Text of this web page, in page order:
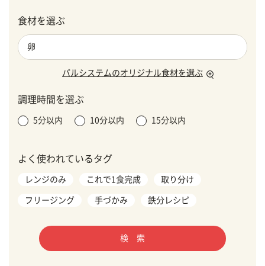
食材を選ぶ
パルシステムのオリジナル食材を選ぶ
調理時間を選ぶ
5分以内 10分以内 15分以内
よく使われているタグ
レンジのみ これで1食完成 取り分け
フリージング 手づかみ 鉄分レシピ
検 索